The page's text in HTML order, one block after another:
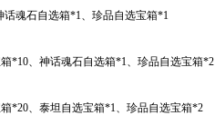
话魂石自选箱*1、珍品自选宝箱*1
*10、神话魂石自选箱*1、珍品自选宝箱*2
*20、泰坦自选宝箱*1、珍品自选宝箱*2